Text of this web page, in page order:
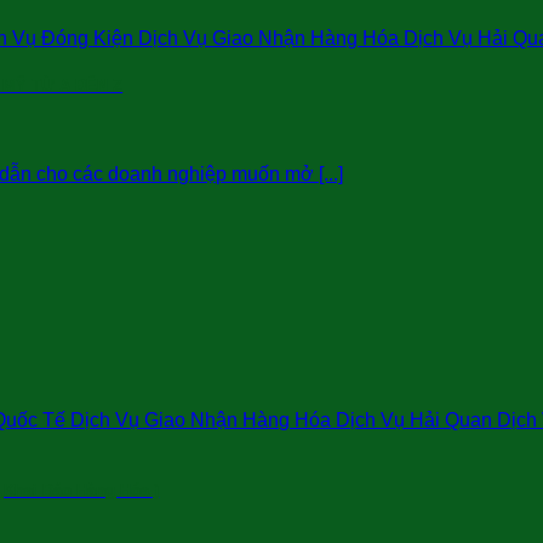
Vụ Đóng Kiện Dịch Vụ Giao Nhận Hàng Hóa Dịch Vụ Hải
TỪ A ĐẾN Z
cho các doanh nghiệp muốn mở [...]
Tế Dịch Vụ Giao Nhận Hàng Hóa Dịch Vụ Hải Quan